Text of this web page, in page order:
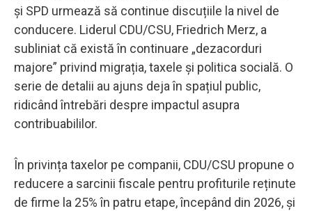
și SPD urmează să continue discuțiile la nivel de
conducere. Liderul CDU/CSU, Friedrich Merz, a
subliniat că există în continuare „dezacorduri
majore” privind migrația, taxele și politica socială. O
serie de detalii au ajuns deja în spațiul public,
ridicând întrebări despre impactul asupra
contribuabililor.
În privința taxelor pe companii, CDU/CSU propune o
reducere a sarcinii fiscale pentru profiturile reținute
de firme la 25% în patru etape, începând din 2026, și